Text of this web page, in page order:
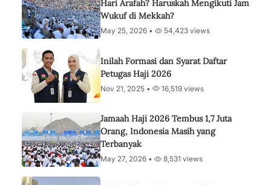
Hari Arafah? Haruskah Mengikuti Jam
Wukuf di Mekkah?
May 25, 2026 • 54,423 views
Inilah Formasi dan Syarat Daftar
Petugas Haji 2026
Nov 21, 2025 • 16,519 views
Jamaah Haji 2026 Tembus 1,7 Juta
Orang, Indonesia Masih yang
Terbanyak
May 27, 2026 • 8,531 views